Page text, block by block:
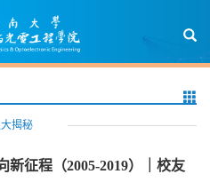
揭秘
新征程（2005-2019）｜校友